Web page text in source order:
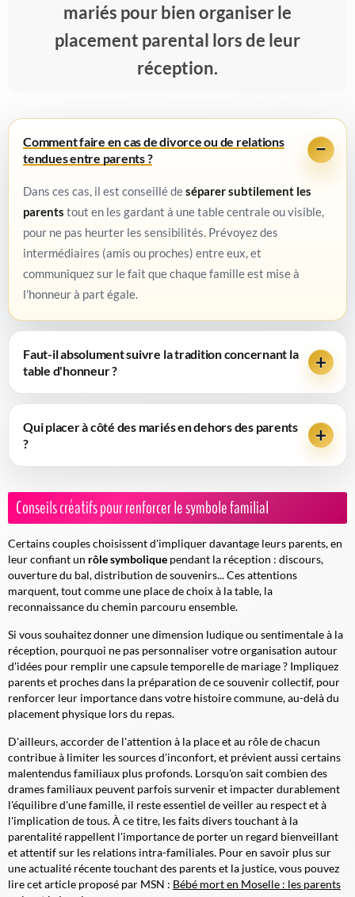
mariés pour bien organiser le
placement parental lors de leur
réception.
Comment faire en cas de divorce ou de relations
tendues entre parents ?
Dans ces cas, il est conseillé deséparer subtilement les
parents tout en les gardant à une table centrale ou visible,
pour ne pas heurter les sensibilités. Prévoyez des
intermédiaires (amis ou proches) entre eux, et
communiquez sur le fait que chaque famille est mise à
l'honneur à part égale.
Faut-il absolument suivre la tradition concernant la
table d'honneur ?
Qui placer à côté des mariés en dehors des parents
?
Conseils créatifs pour renforcer le symbole familial
Certains couples choisissent d'impliquer davantage leurs parents, en
leur confiant un rôle symbolique pendant la réception : discours,
ouverture du bal, distribution de souvenirs... Ces attentions
marquent, tout comme une place de choix à la table, la
reconnaissance du chemin parcouru ensemble.
Si vous souhaitez donner une dimension ludique ou sentimentale à la
réception, pourquoi ne pas personnaliser votre organisation autour
d'idées pour remplir une capsule temporelle de mariage ? Impliquez
parents et proches dans la préparation de ce souvenir collectif, pour
renforcer leur importance dans votre histoire commune, au-delà du
placement physique lors du repas.
D'ailleurs, accorder de l'attention à la place et au rôle de chacun
contribue à limiter les sources d'inconfort, et prévient aussi certains
malentendus familiaux plus profonds. Lorsqu'on sait combien des
drames familiaux peuvent parfois survenir et impacter durablement
l'équilibre d'une famille, il reste essentiel de veiller au respect et à
l'implication de tous. À ce titre, les faits divers touchant à la
parentalité rappellent l'importance de porter un regard bienveillant
et attentif sur les relations intra-familiales. Pouren savoir plussur
une actualité récente touchant des parents et la justice, vous pouvez
lire cet article proposé par MSN : Bébé mort en Moselle : les parents